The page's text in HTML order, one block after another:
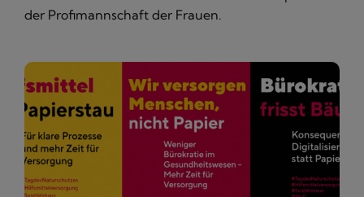
der Profimannschaft der Frauen.